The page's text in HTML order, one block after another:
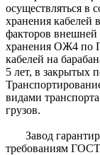
осуществляться в
хранения кабелей
факторов внешней
хранения ОЖ4 по
кабелей на
5 лет, в закрытых
видами
грузов.
Завод
требованиям